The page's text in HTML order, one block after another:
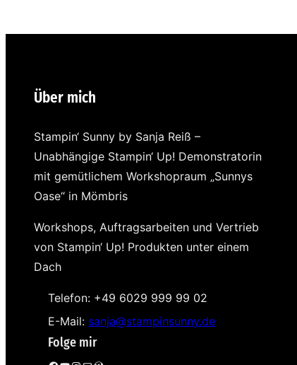
Über mich
Stampin‘ Sunny by Sanja Reiß –
Unabhängige Stampin‘ Up! Demonstratorin
mit gemütlichem Workshopraum „Sunnys
Oase“ in Mömbris
Workshops, Auftragsarbeiten und Vertrieb
von Stampin‘ Up! Produkten unter einem
Dach
Telefon: +49 6029 999 99 02
E-Mail: sanja@stampinsunny.de
Folge mir